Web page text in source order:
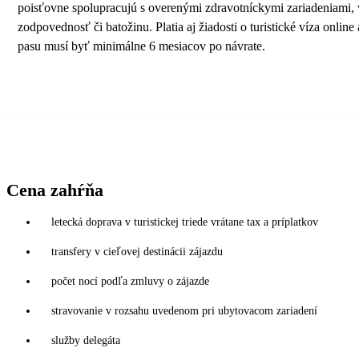
poisťovne spolupracujú s overenými zdravotníckymi
zodpovednosť či batožinu. Platia aj žiadosti o turistické víza
pasu musí byť minimálne 6 mesiacov po návrate.
Cena zahŕňa
letecká doprava v turistickej triede vrátane tax a príplatkov
transfery v cieľovej destinácii zájazdu
počet nocí podľa zmluvy o zájazde
stravovanie v rozsahu uvedenom pri ubytovacom zariadení
služby delegáta